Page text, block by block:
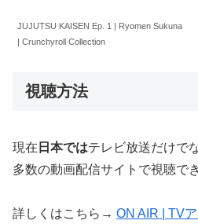
JUJUTSU KAISEN Ep. 1 | Ryomen Sukuna
| Crunchyroll Collection
視聴方法
現在 日本ではテレビ放送だけで
多数の動画配信サイトで視聴で
詳しくはこちら→ ON AIR | TV